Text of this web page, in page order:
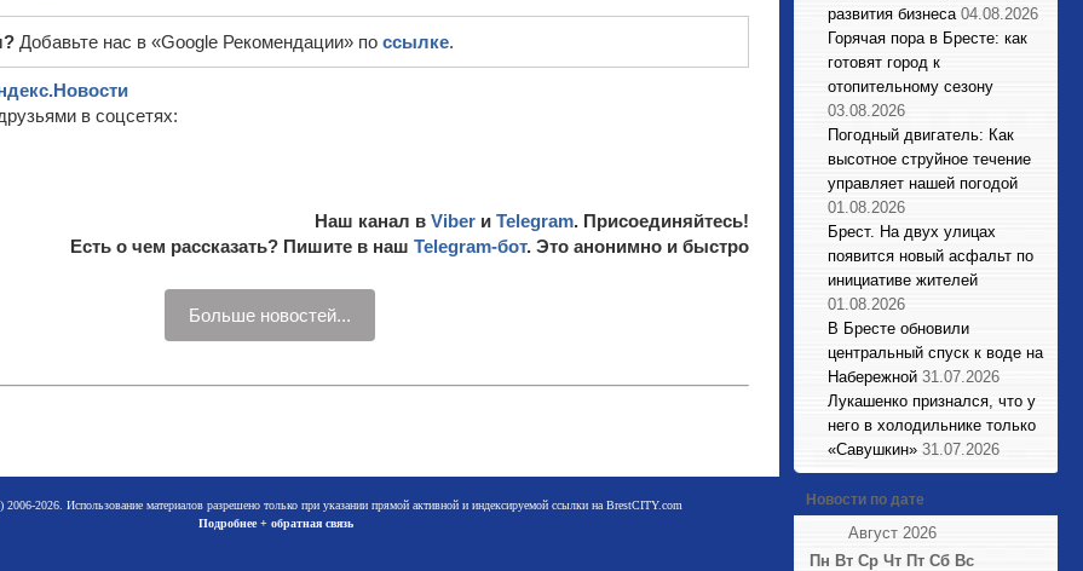
Добавьте нас в «Google Рекомендации» по ссылке.
в соцсетях:
Наш канал в Viber и Telegram. Присоединяйтесь!
Есть о чем рассказать? Пишите в наш Telegram-бот. Это анонимно и быстро
Больше новостей...
2026. Использование материалов разрешено только при указании прямой активной и индексируемой ссылки на BrestCITY.com
Подробнее + обратная связь
развития бизнеса 04.08.2026
Горячая пора в Бресте: как
готовят город к
отопительному сезону
03.08.2026
Погодный двигатель: Как
высотное струйное течение
управляет нашей погодой
01.08.2026
Брест. На двух улицах
появится новый асфальт по
инициативе жителей
01.08.2026
В Бресте обновили
центральный спуск к воде на
Набережной 31.07.2026
Лукашенко признался, что у
него в холодильнике только
«Савушкин» 31.07.2026
Новости по дате
Август 2026
Пн Вт Ср Чт Пт Сб Вс